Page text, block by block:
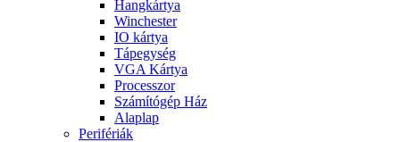
Hangkártya
Winchester
IO kártya
Tápegység
VGA Kártya
Processzor
Számítógép Ház
Alaplap
Perifériák